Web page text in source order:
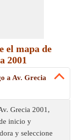
el mapa de
2001
a Av. Grecia
Grecia 2001,
inicio y
y seleccione